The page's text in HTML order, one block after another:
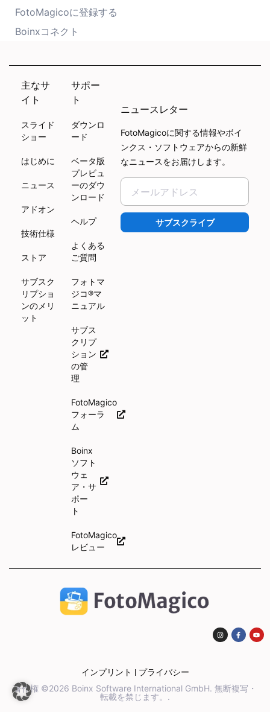
FotoMagicoに登録する
Boinxコネクト
主なサ
イト
スライド
ショー
はじめに
ニュース
アドオン
技術仕様
ストア
サブスク
リプショ
ンのメリ
ット
サポー
ト
ダウンロ
ード
ベータ版
プレビュ
ーのダウ
ンロード
ヘルプ
よくある
ご質問
フォトマ
ジコ®マ
ニュアル
サブス
クリプ
ション
の管
理
FotoMagico
フォーラ
ム
Boinx
ソフト
ウェ
ア・サ
ポー
ト
FotoMagico
レビュー
ニュースレター
FotoMagicoに関する情報やボイ
ンクス・ソフトウェアからの新鮮
なニュースをお届けします。
サブスクライブ
インプリント
プライバシー
著作権 ©2026 Boinx Software International GmbH. 無断複写・
転載を禁じます。.